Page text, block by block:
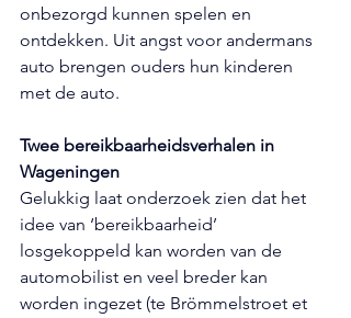
onbezorgd kunnen spelen en
ontdekken. Uit angst voor andermans
auto brengen ouders hun kinderen
met de auto.
Twee bereikbaarheidsverhalen in
Wageningen
Gelukkig laat onderzoek zien dat het
idee van ‘bereikbaarheid’
losgekoppeld kan worden van de
automobilist en veel breder kan
worden ingezet (te Brömmelstroet et